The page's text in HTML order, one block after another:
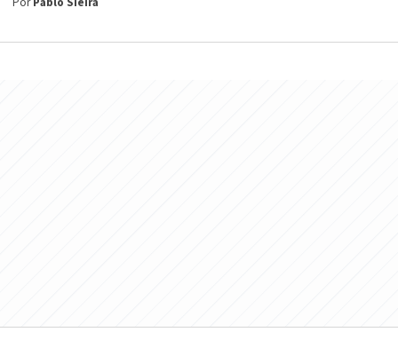
PorPablo Sieira